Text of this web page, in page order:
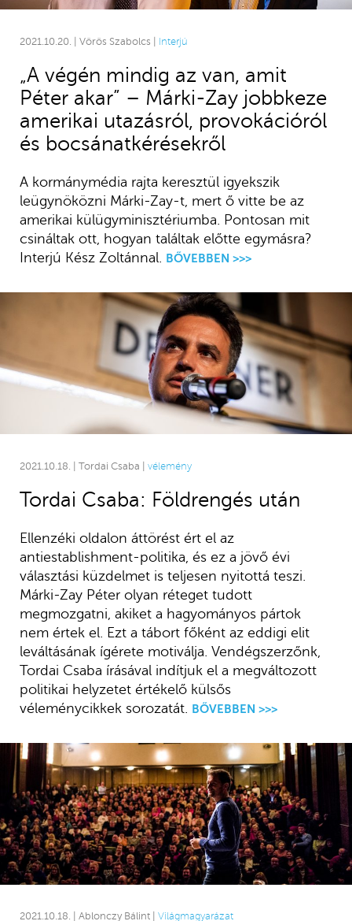
2021.10.20. | Vörös Szabolcs | Interjú
„A végén mindig az van, amit
Péter akar” – Márki-Zay jobbkeze
amerikai utazásról, provokációról
és bocsánatkérésekről
A kormánymédia rajta keresztül igyekszik
leügynöközni Márki-Zay-t, mert ő vitte be az
amerikai külügyminisztériumba. Pontosan mit
csináltak ott, hogyan találtak előtte egymásra?
Interjú Kész Zoltánnal.
BŐVEBBEN >>>
2021.10.18. | Tordai Csaba | vélemény
Tordai Csaba: Földrengés után
Ellenzéki oldalon áttörést ért el az
antiestablishment-politika, és ez a jövő évi
választási küzdelmet is teljesen nyitottá teszi.
Márki-Zay Péter olyan réteget tudott
megmozgatni, akiket a hagyományos pártok
nem értek el. Ezt a tábort főként az eddigi elit
leváltásának ígérete motiválja. Vendégszerzőnk,
Tordai Csaba írásával indítjuk el a megváltozott
politikai helyzetet értékelő külsős
véleménycikkek sorozatát.
BŐVEBBEN >>>
2021.10.18. | Ablonczy Bálint | Világmagyarázat